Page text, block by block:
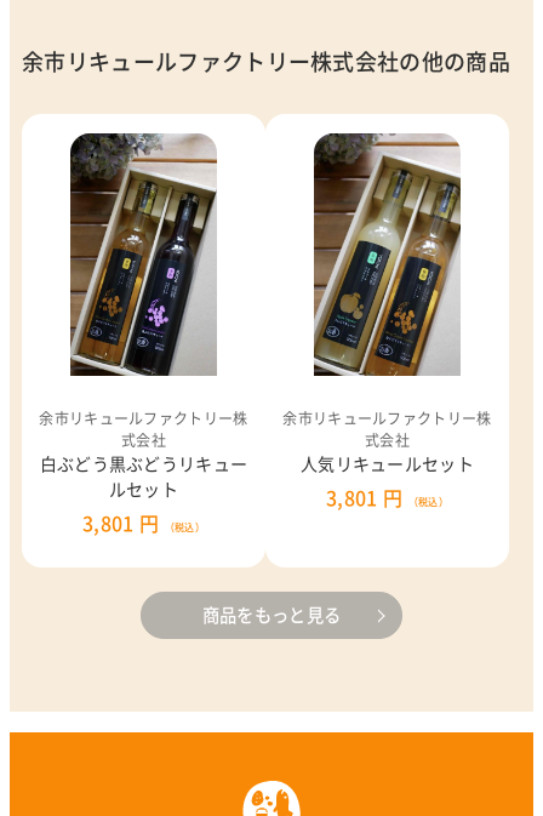
余市リキュールファクトリー株式会社の他の商品
余市リキュールファクトリー株
式会社
白ぶどう黒ぶどうリキュー
ルセット
3,801 円 （税込）
余市リキュールファクトリー株
式会社
人気リキュールセット
3,801 円 （税込）
商品をもっと見る